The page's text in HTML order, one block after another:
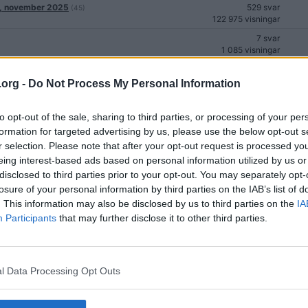
- Do Not Process My Personal Information
opt-out of the sale, sharing to third parties, or processing of your
for targeted advertising by us, please use the below opt-out
selection. Please note that after your opt-out request is processed
interest-based ads based on personal information utilized by us
to third parties prior to your opt-out. You may separately
of your personal information by third parties on the IAB’s list of
This information may also be disclosed by us to third parties on the
Participants that may further disclose it to other third parties.
Data Processing Opt Outs
november 2025 (45)
529 svar
122 975 visningar
7 svar
1 085 visningar
/Mod]
607 621 visningar
821 visningar
63 svar
12 305 visningar
2 svar
967 visningar
36 svar
3 118 visningar
avstånd i Arboga (16)
187 svar